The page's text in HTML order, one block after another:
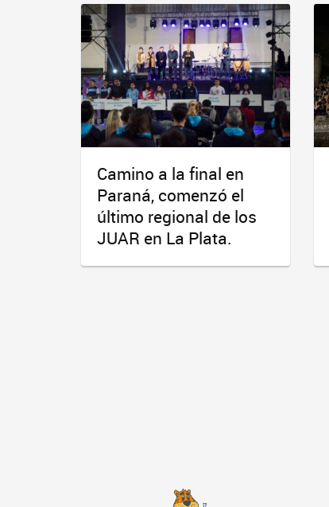
Camino a la final en
Paraná, comenzó el
último regional de los
JUAR en La Plata.